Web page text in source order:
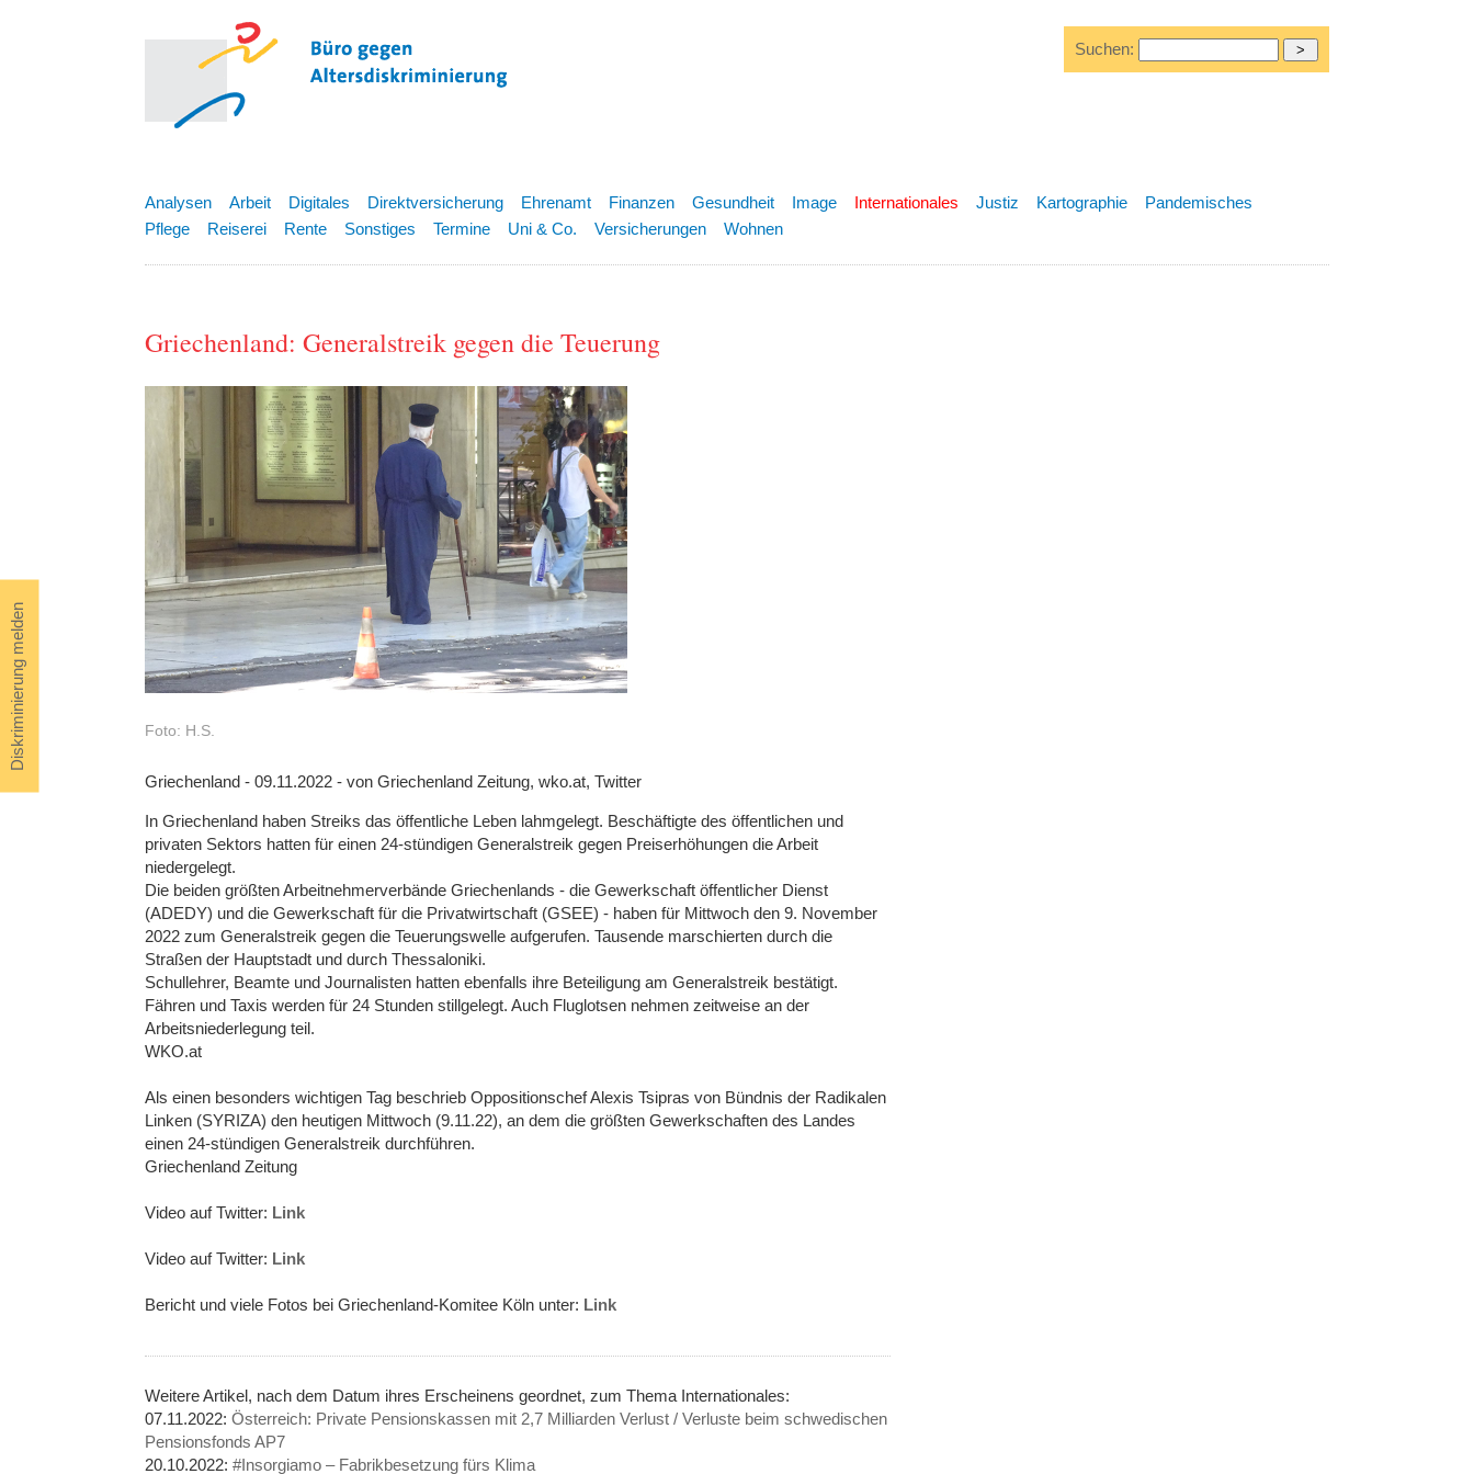
Diskriminierung melden
Suchen:
Analysen Arbeit Digitales Direktversicherung Ehrenamt Finanzen Gesundheit Image Internationales Justiz Kartographie
Pandemisches
Pflege
Reiserei Rente Sonstiges Termine Uni & Co. Versicherungen Wohnen
Griechenland: Generalstreik gegen die Teuerung
Foto: H.S.
Griechenland - 09.11.2022 - von Griechenland Zeitung, wko.at, Twitter
In Griechenland haben Streiks das öffentliche Leben lahmgelegt. Beschäftigte des öffentlichen und
privaten Sektors hatten für einen 24-stündigen Generalstreik gegen Preiserhöhungen die Arbeit
niedergelegt.
Die beiden größten Arbeitnehmerverbände Griechenlands - die Gewerkschaft öffentlicher Dienst
(ADEDY) und die Gewerkschaft für die Privatwirtschaft (GSEE) - haben für Mittwoch den 9. November
2022 zum Generalstreik gegen die Teuerungswelle aufgerufen. Tausende marschierten durch die
Straßen der Hauptstadt und durch Thessaloniki.
Schullehrer, Beamte und Journalisten hatten ebenfalls ihre Beteiligung am Generalstreik bestätigt.
Fähren und Taxis werden für 24 Stunden stillgelegt. Auch Fluglotsen nehmen zeitweise an der
Arbeitsniederlegung teil.
WKO.at
Als einen besonders wichtigen Tag beschrieb Oppositionschef Alexis Tsipras von Bündnis der Radikalen
Linken (SYRIZA) den heutigen Mittwoch (9.11.22), an dem die größten Gewerkschaften des Landes
einen 24-stündigen Generalstreik durchführen.
Griechenland Zeitung
Video auf Twitter: Link
Video auf Twitter: Link
Bericht und viele Fotos bei Griechenland-Komitee Köln unter: Link
Weitere Artikel, nach dem Datum ihres Erscheinens geordnet, zum Thema Internationales:
07.11.2022: Österreich: Private Pensionskassen mit 2,7 Milliarden Verlust / Verluste beim schwedischen
Pensionsfonds AP7
20.10.2022: #Insorgiamo – Fabrikbesetzung fürs Klima